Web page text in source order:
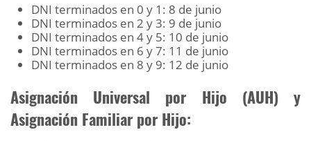
DNI terminados en 0 y 1: 8 de junio
DNI terminados en 2 y 3: 9 de junio
DNI terminados en 4 y 5: 10 de junio
DNI terminados en 6 y 7: 11 de junio
DNI terminados en 8 y 9: 12 de junio
Asignación Universal por Hijo (AUH) y
Asignación Familiar por Hijo: